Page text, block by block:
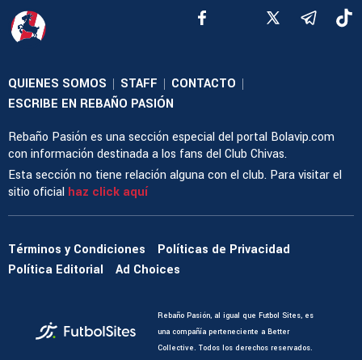
QUIENES SOMOS | STAFF | CONTACTO |
ESCRIBE EN REBAÑO PASIÓN
Rebaño Pasión es una sección especial del portal Bolavip.com
con información destinada a los fans del Club Chivas.
Esta sección no tiene relación alguna con el club. Para visitar el
sitio oficial haz click aquí
Términos y Condiciones
Políticas de Privacidad
Política Editorial
Ad Choices
Rebaño Pasión, al igual que Futbol Sites, es
una compañía perteneciente a Better
Collective. Todos los derechos reservados.